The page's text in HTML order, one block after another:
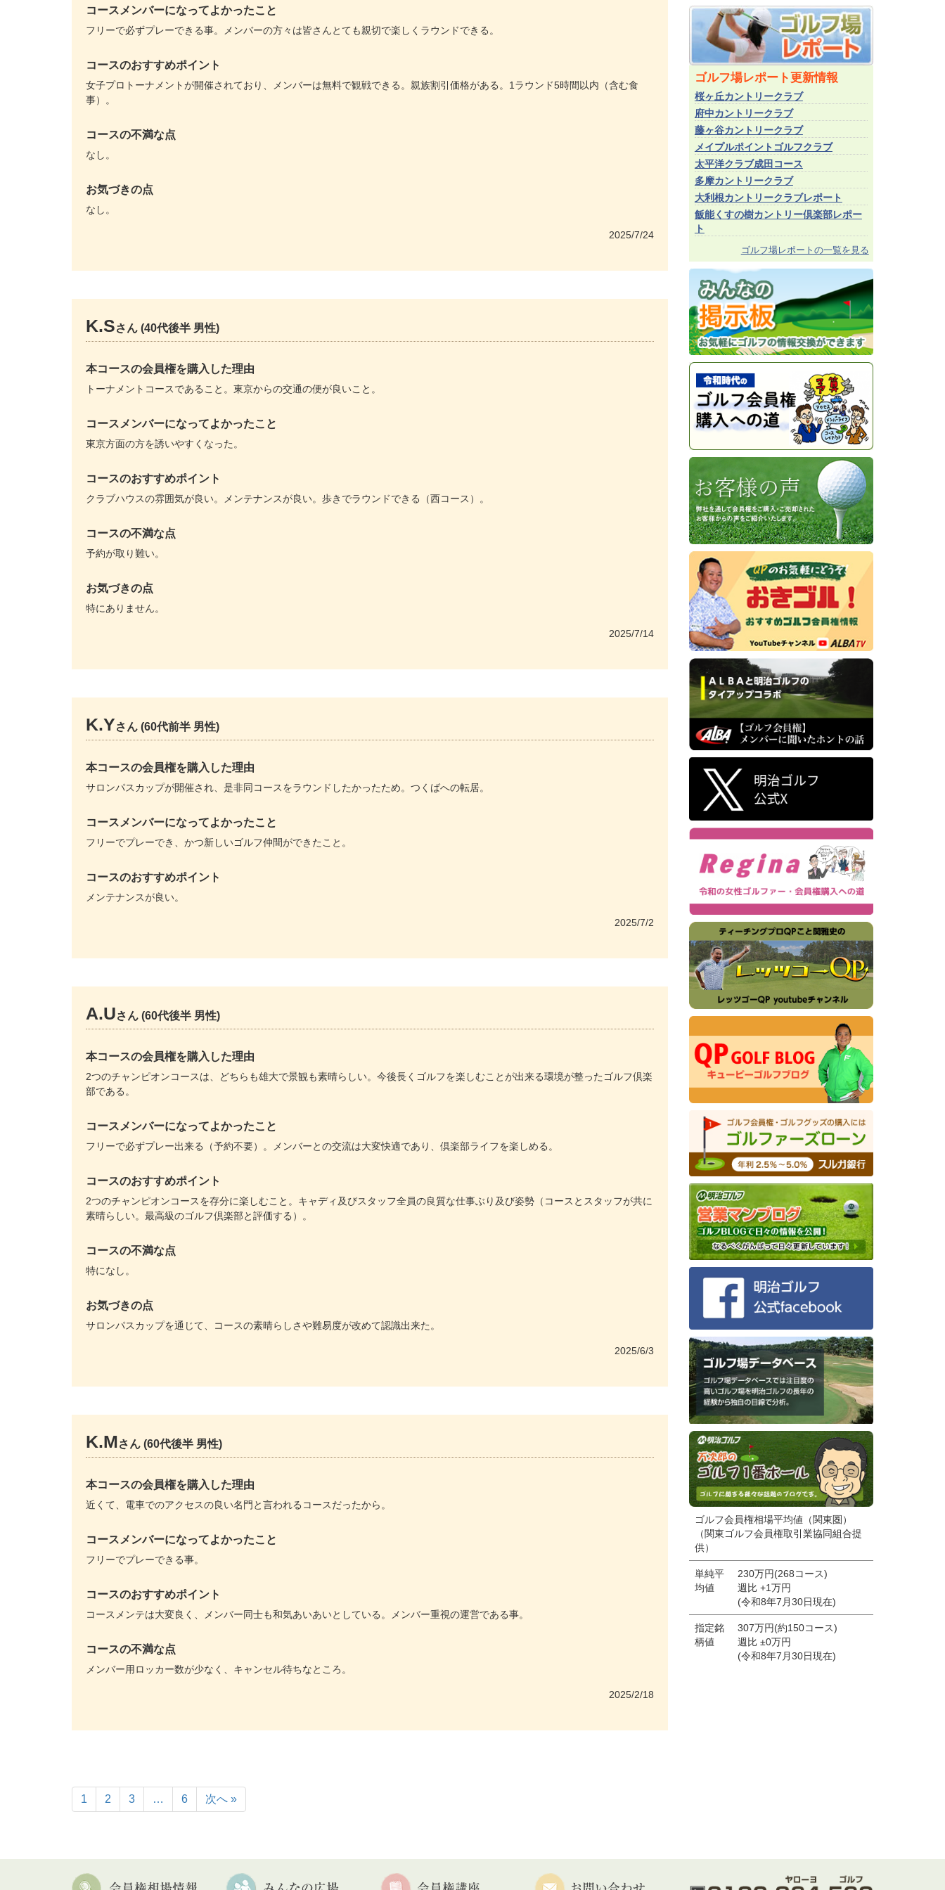
コースメンバーになってよかったこと
フリーで必ずプレーできる事。メンバーの方々は皆さんとても親切で楽しくラウンドできる。
コースのおすすめポイント
女子プロトーナメントが開催されており、メンバーは無料で観戦できる。親族割引価格がある。1ラウンド5時間以内（含む食
事）。
コースの不満な点
なし。
お気づきの点
なし。
2025/7/24
K.Sさん (40代後半 男性)
本コースの会員権を購入した理由
トーナメントコースであること。東京からの交通の便が良いこと。
コースメンバーになってよかったこと
東京方面の方を誘いやすくなった。
コースのおすすめポイント
クラブハウスの雰囲気が良い。メンテナンスが良い。歩きでラウンドできる（西コース）。
コースの不満な点
予約が取り難い。
お気づきの点
特にありません。
2025/7/14
K.Yさん (60代前半 男性)
本コースの会員権を購入した理由
サロンパスカップが開催され、是非同コースをラウンドしたかったため。つくばへの転居。
コースメンバーになってよかったこと
フリーでプレーでき、かつ新しいゴルフ仲間ができたこと。
コースのおすすめポイント
メンテナンスが良い。
2025/7/2
A.Uさん (60代後半 男性)
本コースの会員権を購入した理由
2つのチャンピオンコースは、どちらも雄大で景観も素晴らしい。今後長くゴルフを楽しむことが出来る環境が整ったゴルフ倶楽
部である。
コースメンバーになってよかったこと
フリーで必ずプレー出来る（予約不要）。メンバーとの交流は大変快適であり、倶楽部ライフを楽しめる。
コースのおすすめポイント
2つのチャンピオンコースを存分に楽しむこと。キャディ及びスタッフ全員の良質な仕事ぶり及び姿勢（コースとスタッフが共に
素晴らしい。最高級のゴルフ倶楽部と評価する）。
コースの不満な点
特になし。
お気づきの点
サロンパスカップを通じて、コースの素晴らしさや難易度が改めて認識出来た。
2025/6/3
K.Mさん (60代後半 男性)
本コースの会員権を購入した理由
近くて、電車でのアクセスの良い名門と言われるコースだったから。
コースメンバーになってよかったこと
フリーでプレーできる事。
コースのおすすめポイント
コースメンテは大変良く、メンバー同士も和気あいあいとしている。メンバー重視の運営である事。
コースの不満な点
メンバー用ロッカー数が少なく、キャンセル待ちなところ。
2025/2/18
1 2 3 … 6 次へ »
ゴルフ場レポート更新情報
桜ヶ丘カントリークラブ
府中カントリークラブ
藤ヶ谷カントリークラブ
メイプルポイントゴルフクラブ
太平洋クラブ成田コース
多摩カントリークラブ
大利根カントリークラブレポート
飯能くすの樹カントリー倶楽部レポー
ト
ゴルフ場レポートの一覧を見る
ゴルフ会員権相場平均値（関東圏）
（関東ゴルフ会員権取引業協同組合提
供）
単純平
均値
230万円(268コース)
週比 +1万円
(令和8年7月30日現在)
指定銘
柄値
307万円(約150コース)
週比 ±0万円
(令和8年7月30日現在)